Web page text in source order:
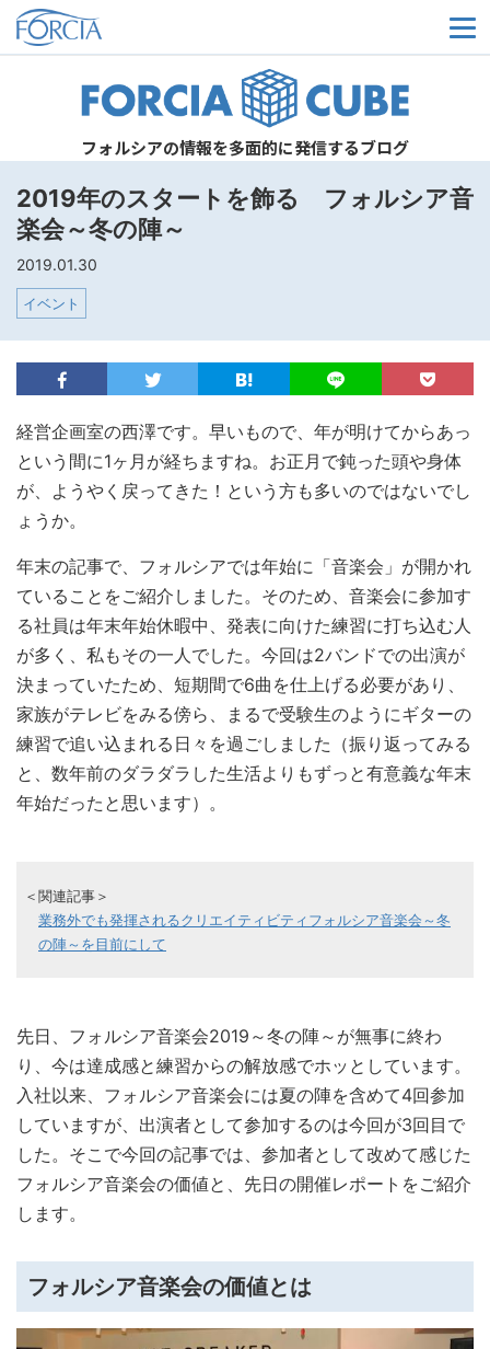
メ
フォルシアの情報を多面的に発信するブログ
2019年のスタートを飾る フォルシア音
楽会～冬の陣～
2019.01.30
イベント
経営企画室の西澤です。早いもので、年が明けてからあっ
という間に1ヶ月が経ちますね。お正月で鈍った頭や身体
が、ようやく戻ってきた！という方も多いのではないでし
ょうか。
年末の記事で、フォルシアでは年始に「音楽会」が開かれ
ていることをご紹介しました。そのため、音楽会に参加す
る社員は年末年始休暇中、発表に向けた練習に打ち込む人
が多く、私もその一人でした。今回は2バンドでの出演が
決まっていたため、短期間で6曲を仕上げる必要があり、
家族がテレビをみる傍ら、まるで受験生のようにギターの
練習で追い込まれる日々を過ごしました（振り返ってみる
と、数年前のダラダラした生活よりもずっと有意義な年末
年始だったと思います）。
＜関連記事＞
業務外でも発揮されるクリエイティビティフォルシア音楽会～冬
の陣～を目前にして
先日、フォルシア音楽会2019～冬の陣～が無事に終わ
り、今は達成感と練習からの解放感でホッとしています。
入社以来、フォルシア音楽会には夏の陣を含めて4回参加
していますが、出演者として参加するのは今回が3回目で
した。そこで今回の記事では、参加者として改めて感じた
フォルシア音楽会の価値と、先日の開催レポートをご紹介
します。
フォルシア音楽会の価値とは